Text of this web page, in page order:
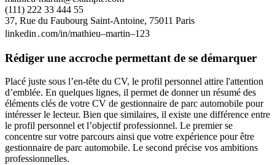
(111) 222 33 444 55
37, Rue du Faubourg Saint-Antoine, 75011 Paris
linkedin․com/in/mathieu–martin–123
Rédiger une accroche permettant de se démarquer
Placé juste sous l’en-tête du CV, le profil personnel attire l'attention
d’emblée. En quelques lignes, il permet de donner un résumé des
éléments clés de votre CV de gestionnaire de parc automobile pour
intéresser le lecteur. Bien que similaires, il existe une différence entre
le profil personnel et l’objectif professionnel. Le premier se
concentre sur votre parcours ainsi que votre expérience pour être
gestionnaire de parc automobile. Le second précise vos ambitions
professionnelles.